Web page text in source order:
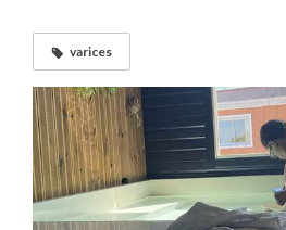
varices